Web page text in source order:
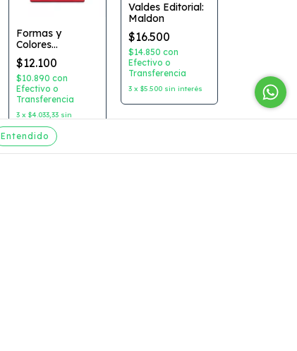
Entendido
Formas y
Colores
Coleccion: Cartas
Educativas en
Español Editorial:
Barco de Papel
$12.100
$10.890con
Efectivo o
Transferencia
3 x$4.033,33 sin
Valdes Editorial:
Maldon
$16.500
$14.850 con
Efectivo o
Transferencia
3 x $5.500 sin interés